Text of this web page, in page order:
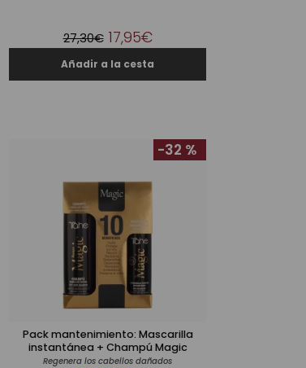
27,30€ 17,95€
Pack mantenimiento: Mascarilla
instantánea + Champú Magic
Regenera los cabellos dañados
-32 %